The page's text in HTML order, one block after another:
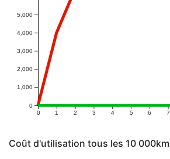
0 1 2 3 4 5 6 7
0
1,000
2,000
3,000
4,000
5,000
Coût d'utilisation tous les 10 000km